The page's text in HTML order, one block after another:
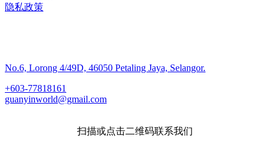
隐私政策
No.6, Lorong 4/49D, 46050 Petaling Jaya, Selangor.
+603-77818161
guanyinworld@gmail.com
扫描或点击二维码联系我们